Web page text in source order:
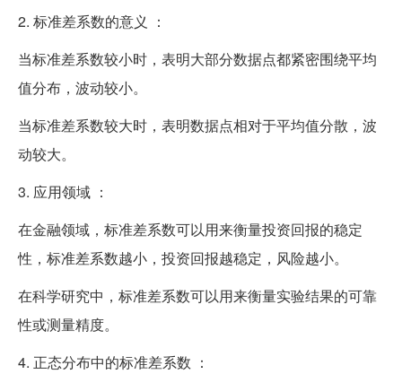
2. 标准差系数的意义 ：
当标准差系数较小时，表明大部分数据点都紧密围绕平均
值分布，波动较小。
当标准差系数较大时，表明数据点相对于平均值分散，波
动较大。
3. 应用领域 ：
在金融领域，标准差系数可以用来衡量投资回报的稳定
性，标准差系数越小，投资回报越稳定，风险越小。
在科学研究中，标准差系数可以用来衡量实验结果的可靠
性或测量精度。
4. 正态分布中的标准差系数 ：